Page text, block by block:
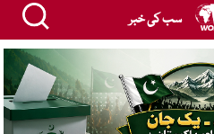
سب کی خبر